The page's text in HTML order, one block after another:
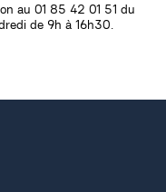
au 01 85 42 01 51 du
de 9h à 16h30.